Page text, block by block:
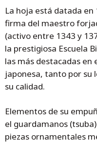
La hoja está datada
firma del maestro
(activo entre 1343 y
la prestigiosa Escuela
las más destacadas en
japonesa, tanto por su
su calidad.
Elementos de su
el guardamanos
piezas ornamentales